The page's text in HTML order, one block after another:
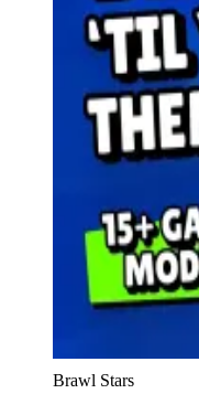
Brawl Stars